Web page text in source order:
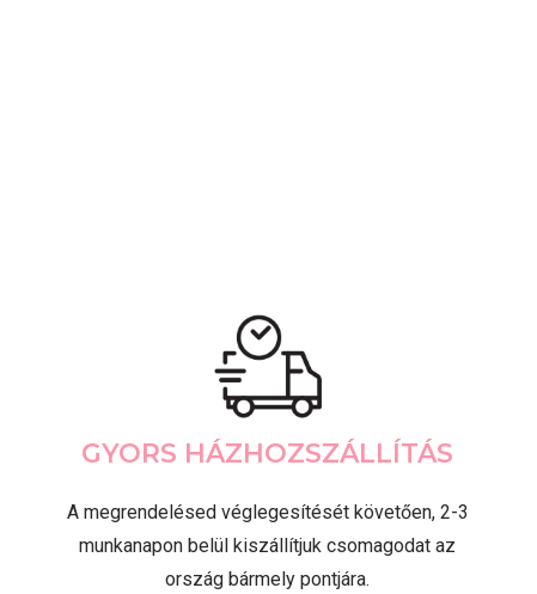
GYORS HÁZHOZSZÁLLÍTÁS
A megrendelésed véglegesítését követően, 2-3
munkanapon belül kiszállítjuk csomagodat az
ország bármely pontjára.